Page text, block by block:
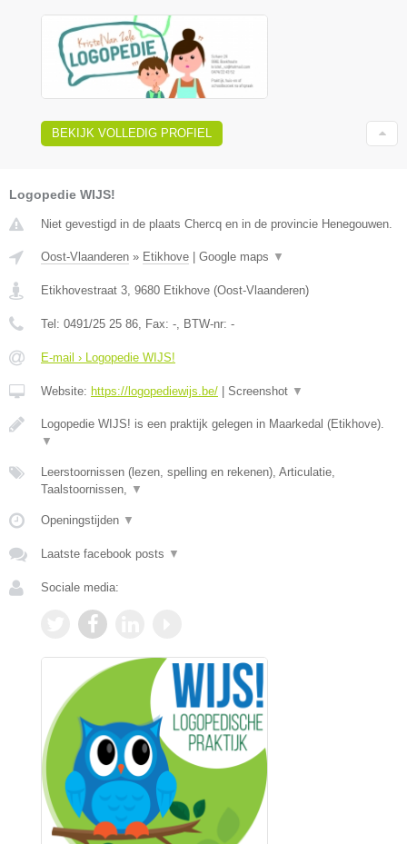
BEKIJK VOLLEDIG PROFIEL
Logopedie WIJS!
Niet gevestigd in de plaats Chercq en in de provincie Henegouwen.
Oost-Vlaanderen » Etikhove Google maps ▼
Etikhovestraat 3, 9680 Etikhove (Oost-Vlaanderen)
Tel: 0491/25 25 86, Fax: -, BTW-nr: -
E-mail › Logopedie WIJS!
Website: https://logopediewijs.be/ Screenshot ▼
Logopedie WIJS! is een praktijk gelegen in Maarkedal (Etikhove).
▼
Leerstoornissen (lezen, spelling en rekenen), Articulatie,
Taalstoornissen, ▼
Openingstijden ▼
Laatste facebook posts ▼
Sociale media: